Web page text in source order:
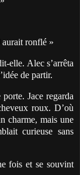
ronflé »
elle. Alec s’arrêta
de partir.
Jace regarda
roux. D’où
charme, mais une
curieuse sans
fois et se souvint